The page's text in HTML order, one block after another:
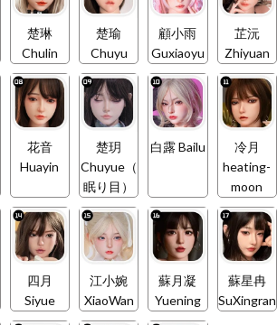
楚琳
Chulin
楚瑜
Chuyu
顧小雨
Guxiaoyu
芷沅
Zhiyuan
花音
Huayin
楚玥
Chuyue（
眠り目）
白露 Bailu
冷月
heating-
moon
四月
Siyue
江小婉
XiaoWan
蘇月凝
Yuening
蘇星冉
SuXingran